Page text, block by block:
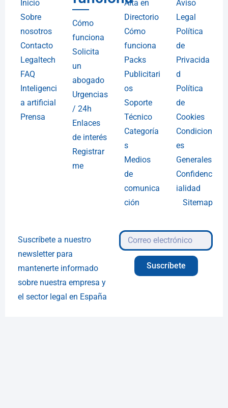
Inicio
Sobre
nosotros
Contacto
Legaltech
FAQ
Inteligenci
a artificial
Prensa
Cómo
funciona
Solicita
un
abogado
Urgencias
/ 24h
Enlaces
de interés
Registrar
me
Alta en
Directorio
Cómo
funciona
Packs
Publicitari
os
Soporte
Técnico
Categoría
s
Medios
de
comunica
ción
Aviso
Legal
Política
de
Privacida
d
Política
de
Cookies
Condicion
es
Generales
Confidenc
ialidad
Sitemap
Suscríbete a nuestro
newsletter para
mantenerte informado
sobre nuestra empresa y
el sector legal en España
Suscríbete